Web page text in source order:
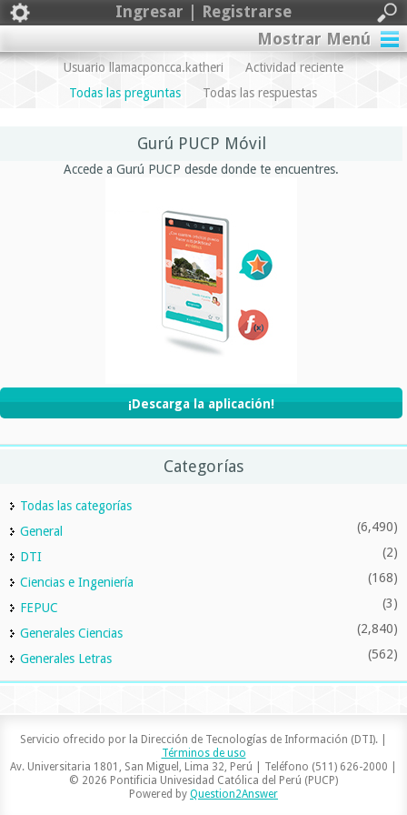
Ingresar | Registrarse
Mostrar Menú
Usuario llamacponcca.katheri
Actividad reciente
Todas las preguntas
Todas las respuestas
Gurú PUCP Móvil
Accede a Gurú PUCP desde donde te encuentres.
¡Descarga la aplicación!
Categorías
Todas las categorías
General
(6,490)
DTI (2)
Ciencias e Ingeniería (168)
FEPUC (3)
Generales Ciencias (2,840)
Generales Letras (562)
Servicio ofrecido por la Dirección de Tecnologías de Información (DTI). |
Términos de uso
Av. Universitaria 1801, San Miguel, Lima 32, Perú | Teléfono (511) 626-2000 |
© 2026 Pontificia Univesidad Católica del Perú (PUCP)
Powered by Question2Answer